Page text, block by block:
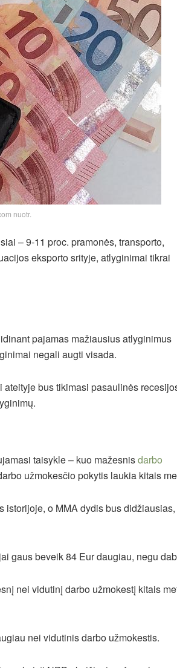
nuotr.
– 9-11 proc. pramonės, transporto,
eksporto srityje, atlyginimai tikrai
pajamas mažiausius atlyginimus
negali augti visada.
bus tikimasi pasaulinės
taisykle – kuo mažesnisdarbo
užmokesčio pokytis laukia kitais
istorijoje, o MMA dydis bus didžiausias,
gaus beveik 84 Eur daugiau, negu
nei vidutinį darbo užmokestį kitais
nei vidutinis darbo užmokestis.